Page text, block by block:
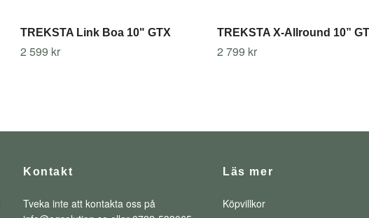
TREKSTA Link Boa 10" GTX
2 599 kr
TREKSTA X-Allround 10”
2 799 kr
Kontakt
Tveka inte att kontakta oss på
Läs mer
Köpvillkor